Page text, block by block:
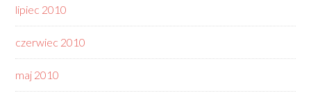
lipiec 2010
czerwiec 2010
maj 2010